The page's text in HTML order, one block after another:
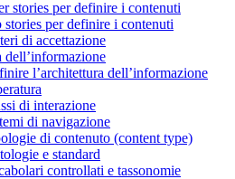
stories per definire i contenuti
stories per definire i contenuti
di accettazione
l’architettura dell’informazione
di interazione
di navigazione
di contenuto (content type)
e standard
controllati e tassonomie